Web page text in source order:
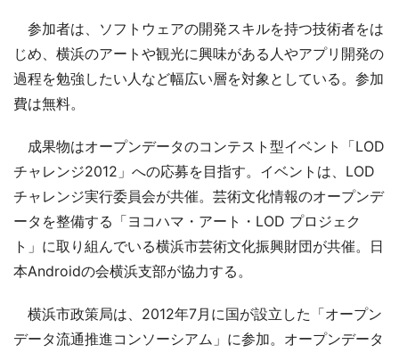
参加者は、ソフトウェアの開発スキルを持つ技術者をは
じめ、横浜のアートや観光に興味がある人やアプリ開発の
過程を勉強したい人など幅広い層を対象としている。参加
費は無料。
成果物はオープンデータのコンテスト型イベント「LOD
チャレンジ2012」への応募を目指す。イベントは、LOD
チャレンジ実行委員会が共催。芸術文化情報のオープンデ
ータを整備する「ヨコハマ・アート・LOD プロジェク
ト」に取り組んでいる横浜市芸術文化振興財団が共催。日
本Androidの会横浜支部が協力する。
横浜市政策局は、2012年7月に国が設立した「オープン
データ流通推進コンソーシアム」に参加。オープンデータ